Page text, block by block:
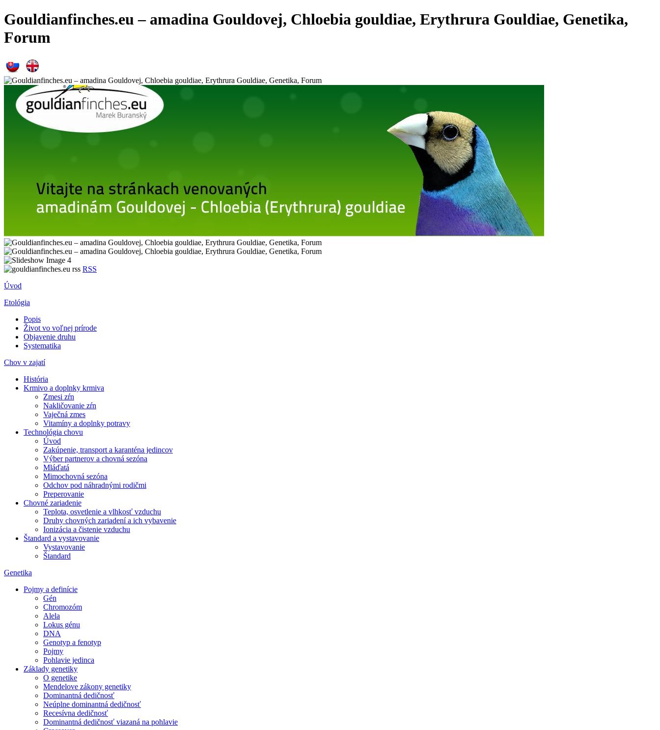
Gouldianfinches.eu – amadina Gouldovej, Chloebia gouldiae, Erythrura Gouldiae, Genetika,
Forum
RSS
Úvod
Etológia
Popis
Život vo voľnej prírode
Objavenie druhu
Systematika
Chov v zajatí
História
Krmivo a doplnky krmiva
Zmesi zŕn
Nakličovanie zŕn
Vaječná zmes
Vitamíny a doplnky potravy
Technológia chovu
Úvod
Zakúpenie, transport a karanténa jedincov
Výber partnerov a chovná sezóna
Mláďatá
Mimochovná sezóna
Odchov pod náhradnými rodičmi
Preperovanie
Chovné zariadenie
Teplota, osvetlenie a vlhkosť vzduchu
Druhy chovných zariadení a ich vybavenie
Ionizácia a čistenie vzduchu
Štandard a vystavovanie
Vystavovanie
Štandard
Genetika
Pojmy a definície
Gén
Chromozóm
Alela
Lokus génu
DNA
Genotyp a fenotyp
Pojmy
Pohlavie jedinca
Základy genetiky
O genetike
Mendelove zákony genetiky
Dominantná dedičnosť
Neúplne dominantná dedičnosť
Recesívna dedičnosť
Dominantná dedičnosť viazaná na pohlavie